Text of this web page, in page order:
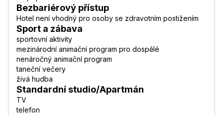
Bezbariérový přístup
Hotel není vhodný pro osoby se zdravotním postižením
Sport a zábava
sportovní aktivity
mezinárodní animační program pro dospělé
nenáročný animační program
taneční večery
živá hudba
Standardní studio/Apartmán
TV
telefon